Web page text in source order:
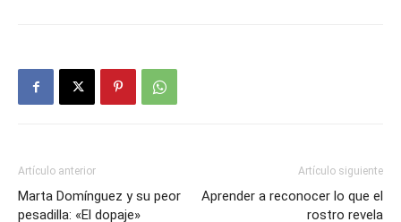
Artículo anterior
Marta Domínguez y su peor
pesadilla: «El dopaje»
Artículo siguiente
Aprender a reconocer lo que el
rostro revela